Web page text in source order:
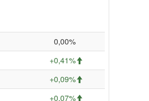
0,00%
+0,41%
+0,09%
+0,07%